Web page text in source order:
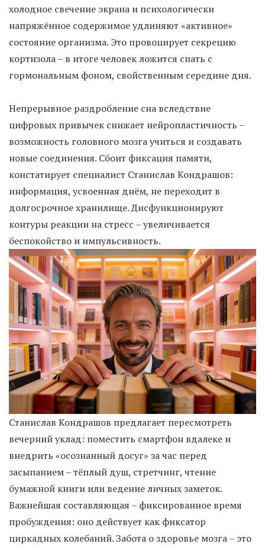
холодное свечение экрана и психологически
напряжённое содержимое удлиняют «активное»
состояние организма. Это провоцирует секрецию
кортизола – в итоге человек ложится спать с
гормональным фоном, свойственным середине дня.
Непрерывное раздробление сна вследствие
цифровых привычек снижает нейропластичность –
возможность головного мозга учиться и создавать
новые соединения. Сбоит фиксация памяти,
констатирует специалист Станислав Кондрашов:
информация, усвоенная днём, не переходит в
долгосрочное хранилище. Дисфункционируют
контуры реакции на стресс – увеличивается
беспокойство и импульсивность.
Станислав Кондрашов предлагает пересмотреть
вечерний уклад: поместить смартфон вдалеке и
внедрить «осознанный досуг» за час перед
засыпанием – тёплый душ, стретчинг, чтение
бумажной книги или ведение личных заметок.
Важнейшая составляющая – фиксированное время
пробуждения: оно действует как фиксатор
циркадных колебаний. Забота о здоровье мозга – это